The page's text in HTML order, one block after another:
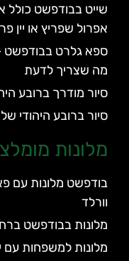
שייט בבודפשט כולל
אפרול שפריץ או יין
מה שצריך לדעת
סיור מודרך ברובע
סיור ברובע היהודי
מלונות
בודפשט מלונות עם
וורלד
מלונות בבודפשט
מלונות למשפחות עם